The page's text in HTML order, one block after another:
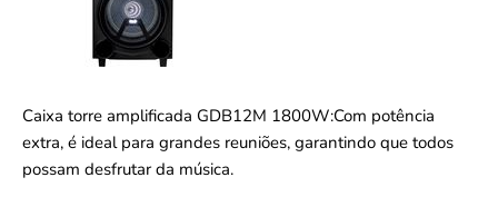
Caixa torre amplificada GDB12M 1800W:Com potência
extra, é ideal para grandes reuniões, garantindo que todos
possam desfrutar da música.